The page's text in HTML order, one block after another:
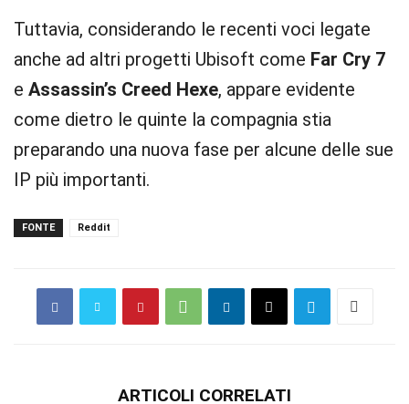
Tuttavia, considerando le recenti voci legate
anche ad altri progetti Ubisoft come Far Cry 7
e Assassin’s Creed Hexe, appare evidente
come dietro le quinte la compagnia stia
preparando una nuova fase per alcune delle sue
IP più importanti.
FONTE Reddit
ARTICOLI CORRELATI